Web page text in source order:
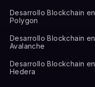
Desarrollo Blockchain en
Polygon
Desarrollo Blockchain en
Avalanche
Desarrollo Blockchain en
Hedera